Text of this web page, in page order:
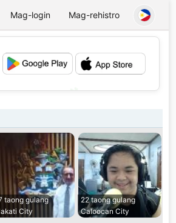
Mag-login Mag-rehistro
taong gulang
City
22 taong gulang
Caloocan City